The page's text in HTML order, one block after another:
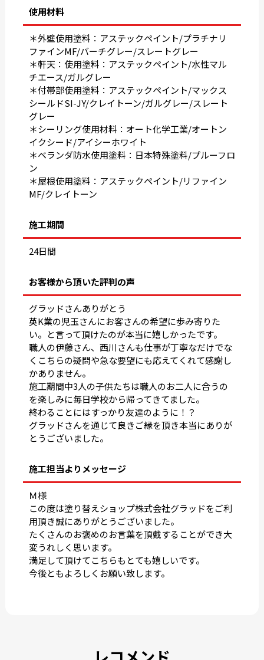
使用材料
＊外壁使用塗料：アステックペイント/プラチナリ
ファインMF/バーチグレー/スレートグレー
＊軒天：使用塗料：アステックペイント/水性マル
チエース/ガルグレー
＊付帯部使用塗料：アステックペイント/マックス
シールドSI-JY/クレイトーン/ガルグレー/スレート
グレー
＊シーリング使用材料：オート化学工業/オートン
イクシード/アイシーホワイト
＊ベランダ防水使用塗料：日本特殊塗料/プルーフロ
ン
＊屋根使用塗料：アステックペイント/リファイン
MF/クレイトーン
施工期間
24日間
お客様から頂いた評判の声
グラッドさんありがとう
英K業の児玉さんにお客さんの希望に歩み寄りた
い。と言って頂けたのが本当に嬉しかったです。
職人の伊藤さん、西川さんも仕事が丁寧なだけでな
くこちらの疑問や急な要望にも応えてくれて感謝し
かありません。
施工期間中3人の子供たちは職人のお二人に合うの
を楽しみに毎日学校から帰ってきてました。
終わることにはすっかり友達のように！？
グラッドさんを通じて良きご縁を頂き本当にありが
とうございました。
施工担当よりメッセージ
Ｍ様
この度は塗り替えショップ株式会社グラッドをご利
用頂き誠にありがとうございました。
たくさんのお褒めのお言葉を頂戴することができ大
変うれしく思います。
満足して頂けてこちらもとても嬉しいです。
今後ともよろしくお願い致します。